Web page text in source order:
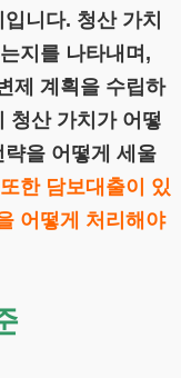
니다. 청산 가치
지를 나타내며,
제 계획을 수립하
청산 가치가 어떻
을 어떻게 세울
또한 담보대출이 있
어떻게 처리해야